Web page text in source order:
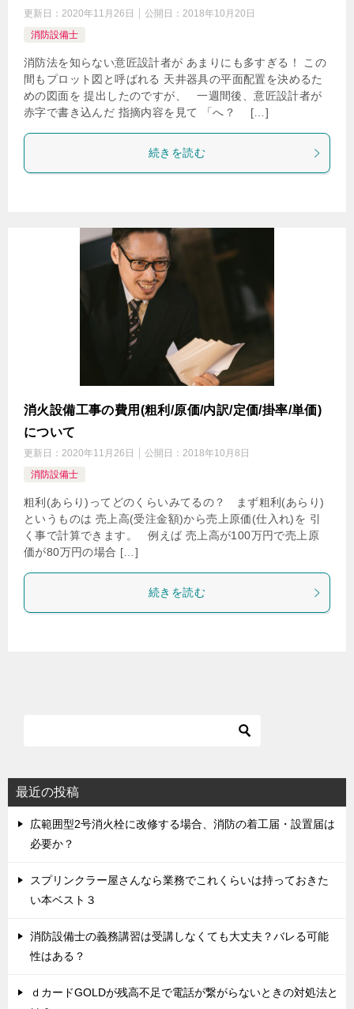
更新日： 2020年11月26日 公開日： 2018年10月20日
消防設備士
消防法を知らない意匠設計者が あまりにも多すぎる！ この
間もプロット図と呼ばれる 天井器具の平面配置を決めるた
めの図面を 提出したのですが、 一週間後、意匠設計者が
赤字で書き込んだ 指摘内容を見て 「へ？ […]
続きを読む
消火設備工事の費用(粗利/原価/内訳/定価/掛率/単価)
について
更新日： 2020年11月26日 公開日： 2018年10月8日
消防設備士
粗利(あらり)ってどのくらいみてるの？ まず粗利(あらり)
というものは 売上高(受注金額)から売上原価(仕入れ)を 引
く事で計算できます。 例えば 売上高が100万円で売上原
価が80万円の場合 […]
続きを読む
最近の投稿
広範囲型2号消火栓に改修する場合、消防の着工届・設置届は
必要か？
スプリンクラー屋さんなら業務でこれくらいは持っておきた
い本ベスト３
消防設備士の義務講習は受講しなくても大丈夫？バレる可能
性はある？
ｄカードGOLDが残高不足で電話が繋がらないときの対処法と